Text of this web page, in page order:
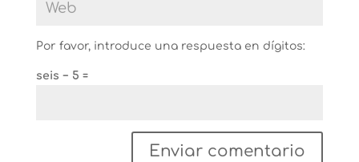
Por favor, introduce una respuesta en dígitos:
seis − 5 =